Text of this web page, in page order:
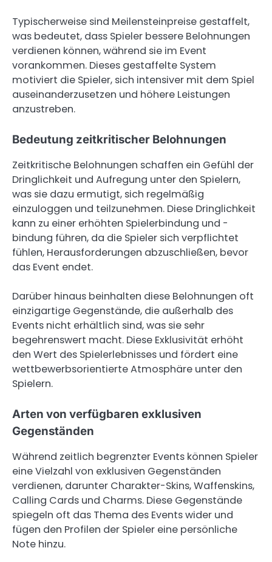
Typischerweise sind Meilensteinpreise gestaffelt,
was bedeutet, dass Spieler bessere Belohnungen
verdienen können, während sie im Event
vorankommen. Dieses gestaffelte System
motiviert die Spieler, sich intensiver mit dem Spiel
auseinanderzusetzen und höhere Leistungen
anzustreben.
Bedeutung zeitkritischer Belohnungen
Zeitkritische Belohnungen schaffen ein Gefühl der
Dringlichkeit und Aufregung unter den Spielern,
was sie dazu ermutigt, sich regelmäßig
einzuloggen und teilzunehmen. Diese Dringlichkeit
kann zu einer erhöhten Spielerbindung und -
bindung führen, da die Spieler sich verpflichtet
fühlen, Herausforderungen abzuschließen, bevor
das Event endet.
Darüber hinaus beinhalten diese Belohnungen oft
einzigartige Gegenstände, die außerhalb des
Events nicht erhältlich sind, was sie sehr
begehrenswert macht. Diese Exklusivität erhöht
den Wert des Spielerlebnisses und fördert eine
wettbewerbsorientierte Atmosphäre unter den
Spielern.
Arten von verfügbaren exklusiven
Gegenständen
Während zeitlich begrenzter Events können Spieler
eine Vielzahl von exklusiven Gegenständen
verdienen, darunter Charakter-Skins, Waffenskins,
Calling Cards und Charms. Diese Gegenstände
spiegeln oft das Thema des Events wider und
fügen den Profilen der Spieler eine persönliche
Note hinzu.